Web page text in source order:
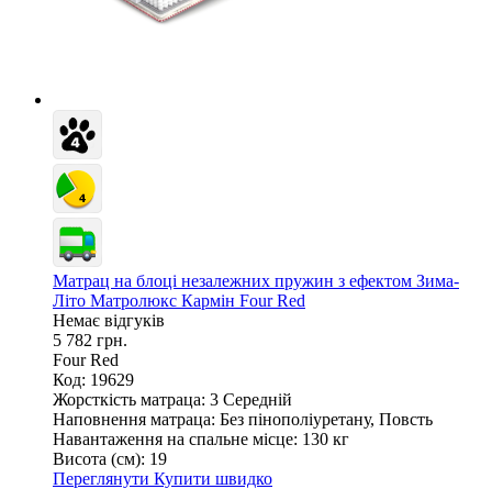
Матрац на блоці незалежних пружин з ефектом Зима-
Літо Матролюкс Кармін Four Red
Немає відгуків
5 782 грн.
Four Red
Код: 19629
Жорсткість матраца: 3 Середній
Наповнення матраца: Без пінополіуретану, Повсть
Навантаження на спальне місце: 130 кг
Висота (см): 19
Переглянути Купити швидко